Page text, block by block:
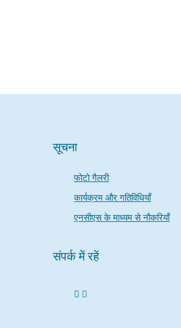
सूचना
फोटो गैलरी
कार्यक्रम और गतिविधियाँ
एनसीएस के माध्यम से नौकरियाँ
संपर्क में रहें